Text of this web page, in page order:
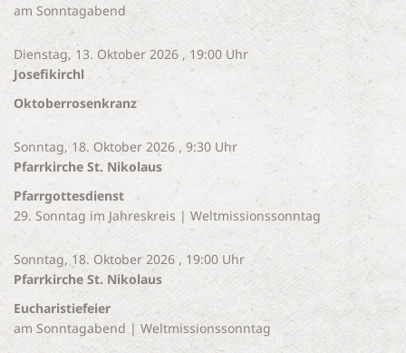
am Sonntagabend
Dienstag, 13. Oktober 2026 , 19:00 Uhr
Josefikirchl
Oktoberrosenkranz
Sonntag, 18. Oktober 2026 , 9:30 Uhr
Pfarrkirche St. Nikolaus
Pfarrgottesdienst
29. Sonntag im Jahreskreis | Weltmissionssonntag
Sonntag, 18. Oktober 2026 , 19:00 Uhr
Pfarrkirche St. Nikolaus
Eucharistiefeier
am Sonntagabend | Weltmissionssonntag